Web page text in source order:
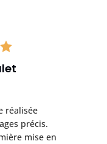
réalisée
précis.
mise en